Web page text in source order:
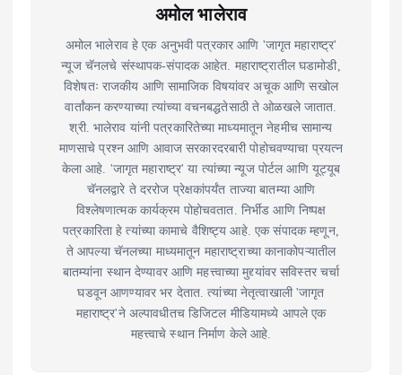
अमोल भालेराव
अमोल भालेराव हे एक अनुभवी पत्रकार आणि 'जागृत महाराष्ट्र'
न्यूज चॅनलचे संस्थापक-संपादक आहेत. महाराष्ट्रातील घडामोडी,
विशेषतः राजकीय आणि सामाजिक विषयांवर अचूक आणि सखोल
वार्तांकन करण्याच्या त्यांच्या वचनबद्धतेसाठी ते ओळखले जातात.
श्री. भालेराव यांनी पत्रकारितेच्या माध्यमातून नेहमीच सामान्य
माणसाचे प्रश्न आणि आवाज सरकारदरबारी पोहोचवण्याचा प्रयत्न
केला आहे. 'जागृत महाराष्ट्र' या त्यांच्या न्यूज पोर्टल आणि यूट्यूब
चॅनलद्वारे ते दररोज प्रेक्षकांपर्यंत ताज्या बातम्या आणि
विश्लेषणात्मक कार्यक्रम पोहोचवतात. निर्भीड आणि निष्पक्ष
पत्रकारिता हे त्यांच्या कामाचे वैशिष्ट्य आहे. एक संपादक म्हणून,
ते आपल्या चॅनलच्या माध्यमातून महाराष्ट्राच्या कानाकोपऱ्यातील
बातम्यांना स्थान देण्यावर आणि महत्त्वाच्या मुद्द्यांवर सविस्तर चर्चा
घडवून आणण्यावर भर देतात. त्यांच्या नेतृत्वाखाली 'जागृत
महाराष्ट्र'ने अल्पावधीतच डिजिटल मीडियामध्ये आपले एक
महत्त्वाचे स्थान निर्माण केले आहे.